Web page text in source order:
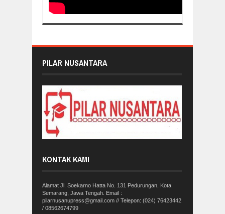
PILAR NUSANTARA
KONTAK KAMI
Alamat Jl. Soekarno Hatta No. 131 Pedurungan, Kota
Semarang, Jawa Tengah. Email :
pilarnusanupress@gmail.com // Telepon: (024) 76423442
/ 08562674799